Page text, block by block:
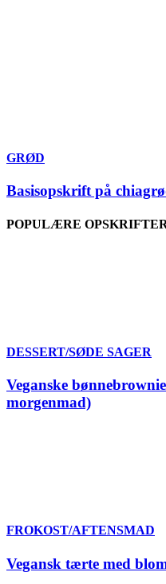
GRØD
Basisopskrift på
POPULÆRE
DESSERT/SØDE SAGER
Veganske
morgenmad)
FROKOST/AFTENSMAD
Vegansk tærte med